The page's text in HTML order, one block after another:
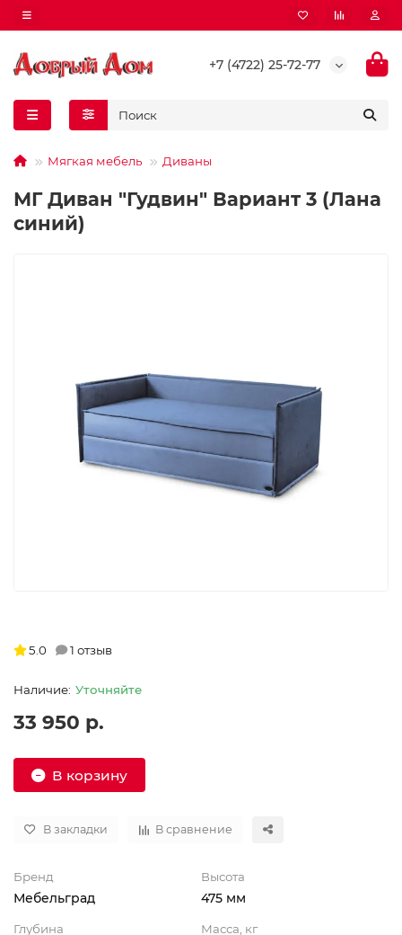
+7 (4722) 25-72-77
Мягкая мебель Диваны
МГ Диван "Гудвин" Вариант 3 (Лана
синий)
Уточняйте
33 950 р.
В корзину
В закладки В сравнение
5.0 1 отзыв
Бренд
Мебельград
Высота
475 мм
Глубина Масса, кг